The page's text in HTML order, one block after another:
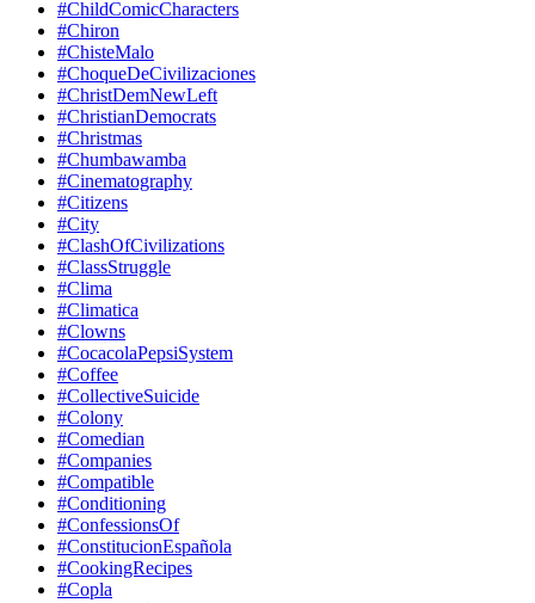
#ChildComicCharacters
#Chiron
#ChisteMalo
#ChoqueDeCivilizaciones
#ChristDemNewLeft
#ChristianDemocrats
#Christmas
#Chumbawamba
#Cinematography
#Citizens
#City
#ClashOfCivilizations
#ClassStruggle
#Clima
#Climatica
#Clowns
#CocacolaPepsiSystem
#Coffee
#CollectiveSuicide
#Colony
#Comedian
#Companies
#Compatible
#Conditioning
#ConfessionsOf
#ConstitucionEspañola
#CookingRecipes
#Copla